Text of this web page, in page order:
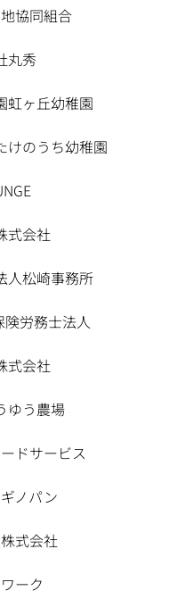
協同組合
丸秀
虹ヶ丘幼稚園
けのうち幼稚園
式会社
人松崎事務所
険労務士法人
式会社
ゆう農場
ドサービス
ノパン
式会社
ーク